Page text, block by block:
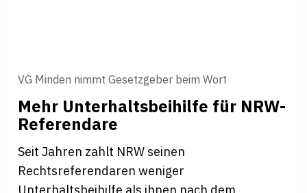
VG Minden nimmt Gesetzgeber beim Wort
Mehr Unterhaltsbeihilfe für NRW-
Referendare
Seit Jahren zahlt NRW seinen
Rechtsreferendaren weniger
Unterhaltsbeihilfe als ihnen nach dem